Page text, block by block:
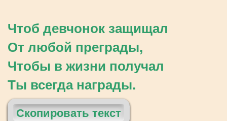
Чтоб девчонок защищал
От любой преграды,
Чтобы в жизни получал
Ты всегда награды.
Скопировать текст